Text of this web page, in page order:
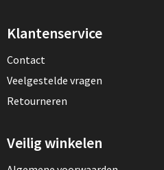
Klantenservice
Contact
Veelgestelde vragen
Retourneren
Veilig winkelen